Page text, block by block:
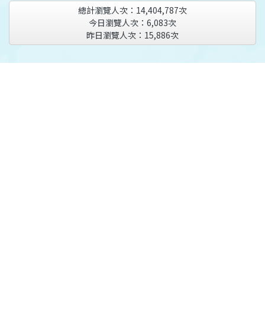
總計瀏覽人次： 14,404,787次
今日瀏覽人次： 6,083次
昨日瀏覽人次： 15,886次